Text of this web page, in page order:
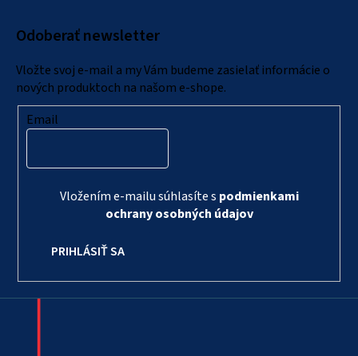
Odoberať newsletter
Vložte svoj e-mail a my Vám budeme zasielať informácie o
nových produktoch na našom e-shope.
Email
Vložením e-mailu súhlasíte s podmienkami
ochrany osobných údajov
PRIHLÁSIŤ SA